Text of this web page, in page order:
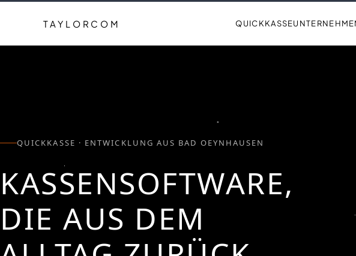
TAYLORCOM QUICKKASSE
QUICKKASSE · ENTWICKLUNG AUS BAD OEYNHAUSEN
KASSENSOFTWARE,
DIE AUS DEM